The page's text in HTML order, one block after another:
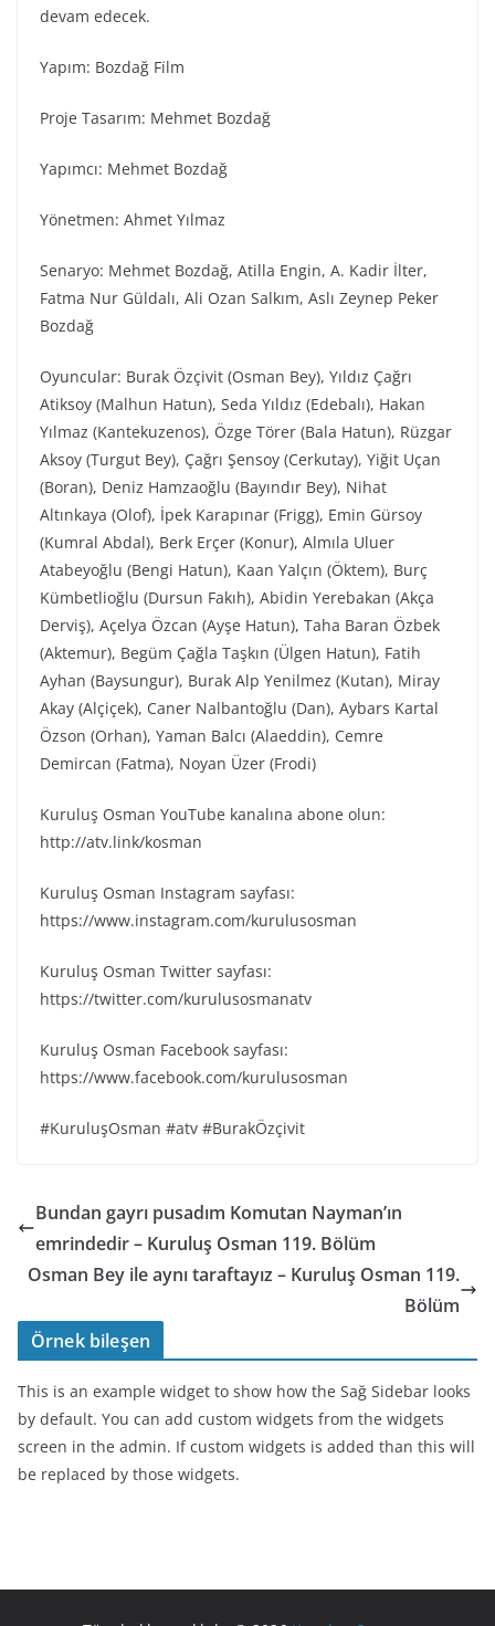
devam edecek.
Yapım: Bozdağ Fi̇lm
Proje Tasarım: Mehmet Bozdağ
Yapımcı: Mehmet Bozdağ
Yönetmen: Ahmet Yılmaz
Senaryo: Mehmet Bozdağ, Atilla Engin, A. Kadir İlter,
Fatma Nur Güldalı, Ali Ozan Salkım, Aslı Zeynep Peker
Bozdağ
Oyuncular: Burak Özçivit (Osman Bey), Yıldız Çağrı
Atiksoy (Malhun Hatun), Seda Yıldız (Edebalı), Hakan
Yılmaz (Kantekuzenos), Özge Törer (Bala Hatun), Rüzgar
Aksoy (Turgut Bey), Çağrı Şensoy (Cerkutay), Yiğit Uçan
(Boran), Deniz Hamzaoğlu (Bayındır Bey), Nihat
Altınkaya (Olof), İpek Karapınar (Frigg), Emin Gürsoy
(Kumral Abdal), Berk Erçer (Konur), Almıla Uluer
Atabeyoğlu (Bengi Hatun), Kaan Yalçın (Öktem), Burç
Kümbetlioğlu (Dursun Fakıh), Abidin Yerebakan (Akça
Derviş), Açelya Özcan (Ayşe Hatun), Taha Baran Özbek
(Aktemur), Begüm Çağla Taşkın (Ülgen Hatun), Fatih
Ayhan (Baysungur), Burak Alp Yenilmez (Kutan), Miray
Akay (Alçiçek), Caner Nalbantoğlu (Dan), Aybars Kartal
Özson (Orhan), Yaman Balcı (Alaeddin), Cemre
Demircan (Fatma), Noyan Üzer (Frodi)
Kuruluş Osman YouTube kanalına abone olun:
http://atv.link/kosman
Kuruluş Osman Instagram sayfası:
https://www.instagram.com/kurulusosman
Kuruluş Osman Twitter sayfası:
https://twitter.com/kurulusosmanatv
Kuruluş Osman Facebook sayfası:
https://www.facebook.com/kurulusosman
#KuruluşOsman #atv #BurakÖzçivit
Bundan gayrı pusadım Komutan Nayman’ın
emrindedir – Kuruluş Osman 119. Bölüm
Osman Bey ile aynı taraftayız – Kuruluş Osman 119.
Bölüm
Örnek bileşen
This is an example widget to show how the Sağ Sidebar looks
by default. You can add custom widgets from the widgets
screen in the admin. If custom widgets is added than this will
be replaced by those widgets.